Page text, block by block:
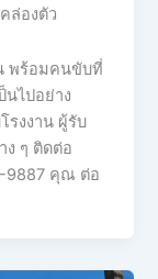
ล่องตัว
พร้อมคนขับที่
ไปอย่าง
รงงาน ผู้รับ
ง ๆ ติดต่อ
9887 คุณ ต่อ